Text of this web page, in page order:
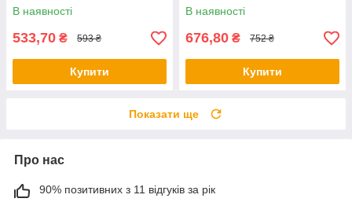
В наявності
533,70 ₴ 593 ₴
Купити
В наявності
676,80 ₴ 752 ₴
Купити
Показати ще
Про нас
90% позитивних з 11 відгуків за рік